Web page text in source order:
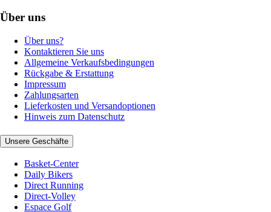
Über uns
Über uns?
Kontaktieren Sie uns
Allgemeine Verkaufsbedingungen
Rückgabe & Erstattung
Impressum
Zahlungsarten
Lieferkosten und Versandoptionen
Hinweis zum Datenschutz
Unsere Geschäfte
Basket-Center
Daily Bikers
Direct Running
Direct-Volley
Espace Golf